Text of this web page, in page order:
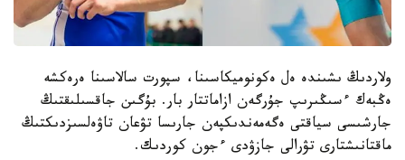
ولاردىڭ ىشىندە ەل ەكونوميكاسىنا، سپورت سالاسىنا ەرەكشە
ەڭبەك ءسىڭىرىپ جۇرگەن ازاماتتار بار. بۇگىن جاقسىلىقتىڭ
جارشىسى سياقتى ەگەمەندىكپەن جارىسا تۋعان تاۋەلسىزدىكتىڭ
ماقتانىشتارى تۋرالى جازۋدى ءجون كوردىك.